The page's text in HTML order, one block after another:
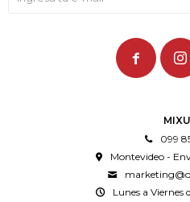
099
Montevideo -
Lunes a Viernes
 